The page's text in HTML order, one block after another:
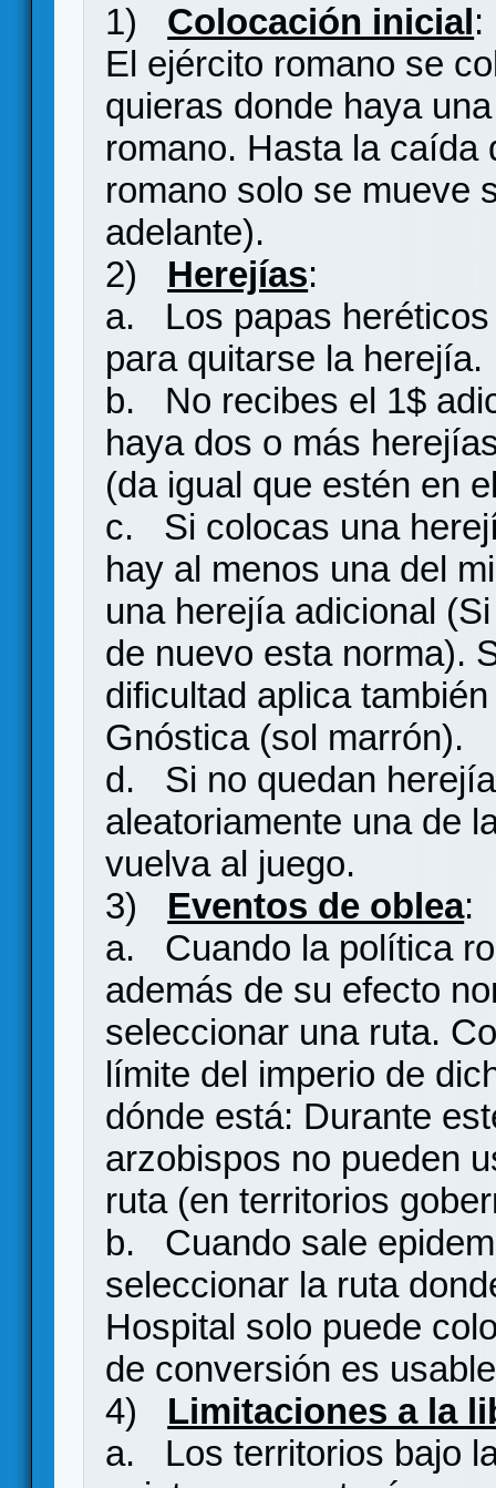
1) Colocación inicial:
El ejército romano se
quieras donde haya
romano. Hasta la caída
romano solo se mueve
adelante).
2) Herejías:
a. Los papas heréticos
para quitarse la herejía.
b. No recibes el 1$
haya dos o más
(da igual que estén en
c. Si colocas una
hay al menos una del
una herejía adicional
de nuevo esta norma).
dificultad aplica
Gnóstica (sol marrón).
d. Si no quedan
aleatoriamente una de
vuelva al juego.
3) Eventos de oblea:
a. Cuando la política
además de su efecto
seleccionar una ruta.
límite del imperio de
dónde está: Durante
arzobispos no pueden
ruta (en territorios
b. Cuando sale
seleccionar la ruta
Hospital solo puede
de conversión es
4) Limitaciones a la
a. Los territorios bajo